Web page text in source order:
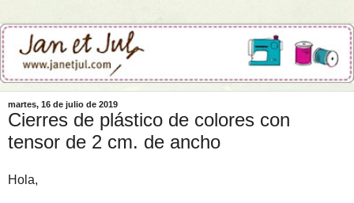
martes, 16 de julio de 2019
Cierres de plástico de colores con
tensor de 2 cm. de ancho
Hola,